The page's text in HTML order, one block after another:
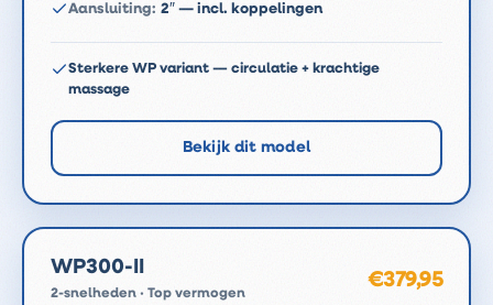
Aansluiting: 2″ — incl. koppelingen
Sterkere WP variant — circulatie + krachtige
massage
Bekijk dit model
WP300-II
2-snelheden · Top vermogen
€379,95